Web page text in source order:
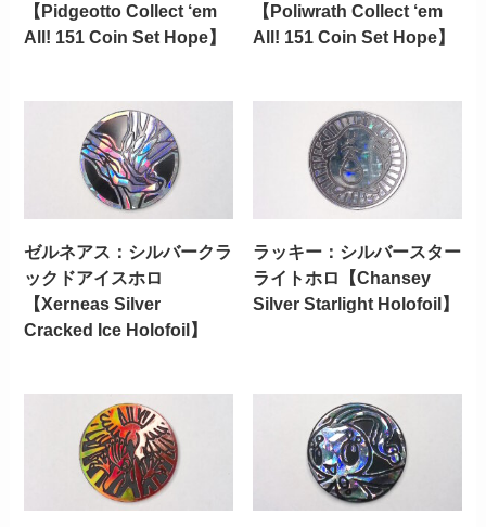
【Pidgeotto Collect ‘em
All! 151 Coin Set Hope】
【Poliwrath Collect ‘em
All! 151 Coin Set Hope】
ゼルネアス：シルバークラ
ックドアイスホロ
【Xerneas Silver
Cracked Ice Holofoil】
ラッキー：シルバースター
ライトホロ【Chansey
Silver Starlight Holofoil】